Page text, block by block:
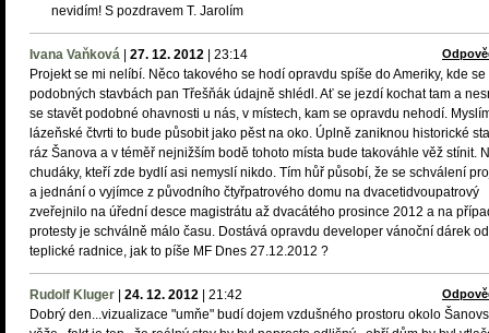
nevidím! S pozdravem T. Jarolím
Ivana Vaňková 27. 12. 2012 23:14
Projekt se mi nelíbí. Něco takového se hodí opravdu spíše do Ameriky, kde se
podobných stavbách pan Třešňák údajně shlédl. Ať se jezdí kochat tam a
se stavět podobné ohavnosti u nás, v místech, kam se opravdu nehodí.
lázeňské čtvrti to bude působit jako pěst na oko. Úplně zaniknou historické
ráz Šanova a v téměř nejnižším bodě tohoto místa bude takováhle věž stínit.
chudáky, kteří zde bydlí asi nemyslí nikdo. Tím hůř působí, že se schválení
a jednání o vyjímce z původního čtyřpatrového domu na dvacetidvoupatrový
zveřejnilo na úřední desce magistrátu až dvacátého prosince 2012 a na
protesty je schválně málo času. Dostává opravdu developer vánoční dárek od
teplické radnice, jak to píše MF Dnes 27.12.2012 ?
Rudolf Kluger 24. 12. 2012 21:42
Dobrý den...vizualizace "umňe" budí dojem vzdušného prostoru okolo